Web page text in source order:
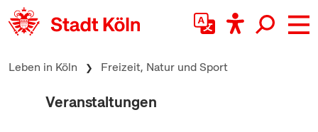
zum Inhalt springen
Leben in Köln Freizeit, Natur und Sport
Veranstaltungen